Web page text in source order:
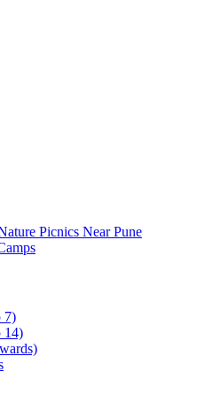
Picnics Near Pune
7)
14)